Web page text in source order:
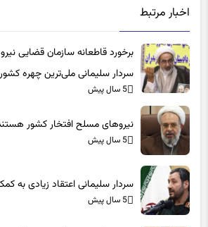
برخورد قاطعانه سازمان قضایی
سردار سلیمانی ملی‌ترین چهره